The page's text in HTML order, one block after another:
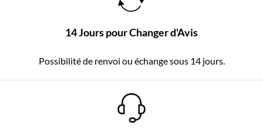
14 Jours pour Changer d'Avis
Possibilité de renvoi ou échange sous 14 jours.